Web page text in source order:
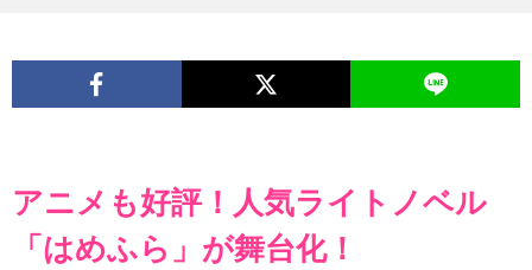
アニメも好評！人気ライトノベル
「はめふら」が舞台化！